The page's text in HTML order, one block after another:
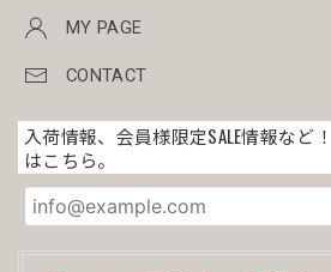
MY PAGE
CONTACT
入荷情報、会員様限定SALE情報など
はこちら。
写真通りのとても綺麗な株が届きま
で、配達の手違いか横倒しに置かれ
ぼれもなく綺麗なままでした！すご